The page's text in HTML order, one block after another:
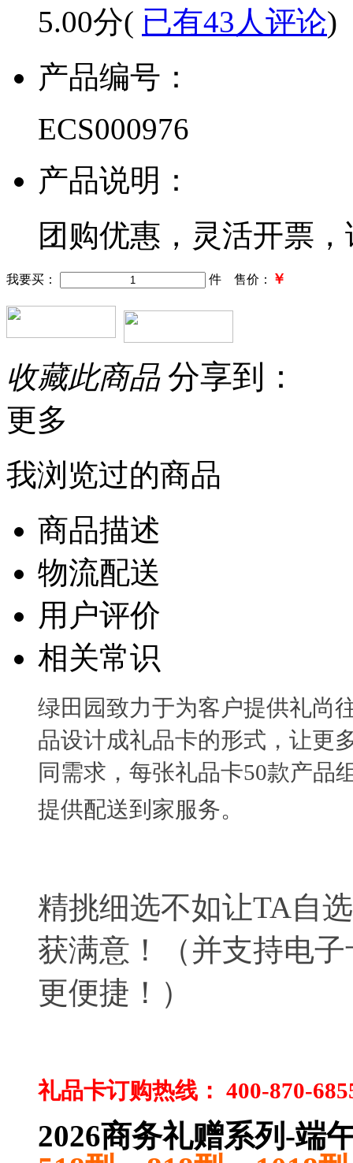
5.00分( 已有43人评论)
产品编号：
ECS000976
产品说明：
团购优惠，灵活开票
我要买： 件 售价： ￥
收藏此商品 分享到：
更多
我浏览过的商品
商品描述
物流配送
用户评价
相关常识
绿田园致力于为客户提供礼尚
品设计成礼品卡的形式，让更
同需求，每张礼品卡50款产品
提供配送到家服务。
精挑细选不如让TA自
获满意！（并支持电
更便捷！）
礼品卡订购热线： 400-870-
2026商务礼赠系列-端